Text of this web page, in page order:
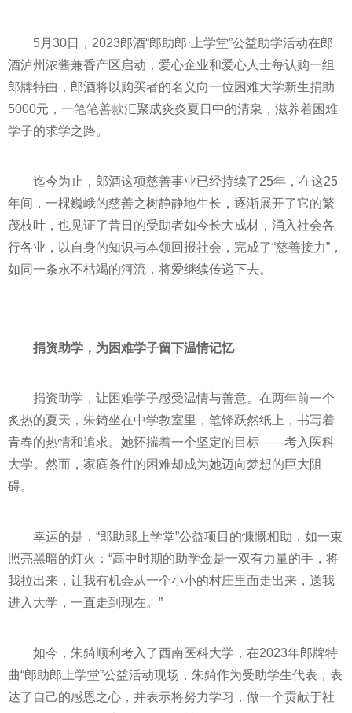
5月30日，2023郎酒“郎助郎·上学堂”公益助学活动在郎
酒泸州浓酱兼香产区启动，爱心企业和爱心人士每认购一组
郎牌特曲，郎酒将以购买者的名义向一位困难大学新生捐助
5000元，一笔笔善款汇聚成炎炎夏日中的清泉，滋养着困难
学子的求学之路。
迄今为止，郎酒这项慈善事业已经持续了25年，在这25
年间，一棵巍峨的慈善之树静静地生长，逐渐展开了它的繁
茂枝叶，也见证了昔日的受助者如今长大成材，涌入社会各
行各业，以自身的知识与本领回报社会，完成了“慈善接力”，
如同一条永不枯竭的河流，将爱继续传递下去。
捐资助学，为困难学子留下温情记忆
捐资助学，让困难学子感受温情与善意。在两年前一个
炙热的夏天，朱錡坐在中学教室里，笔锋跃然纸上，书写着
青春的热情和追求。她怀揣着一个坚定的目标——考入医科
大学。然而，家庭条件的困难却成为她迈向梦想的巨大阻
碍。
幸运的是，“郎助郎上学堂”公益项目的慷慨相助，如一束
照亮黑暗的灯火：“高中时期的助学金是一双有力量的手，将
我拉出来，让我有机会从一个小小的村庄里面走出来，送我
进入大学，一直走到现在。”
如今，朱錡顺利考入了西南医科大学，在2023年郎牌特
曲“郎助郎上学堂”公益活动现场，朱錡作为受助学生代表，表
达了自己的感恩之心，并表示将努力学习 ，做一个贡献于社